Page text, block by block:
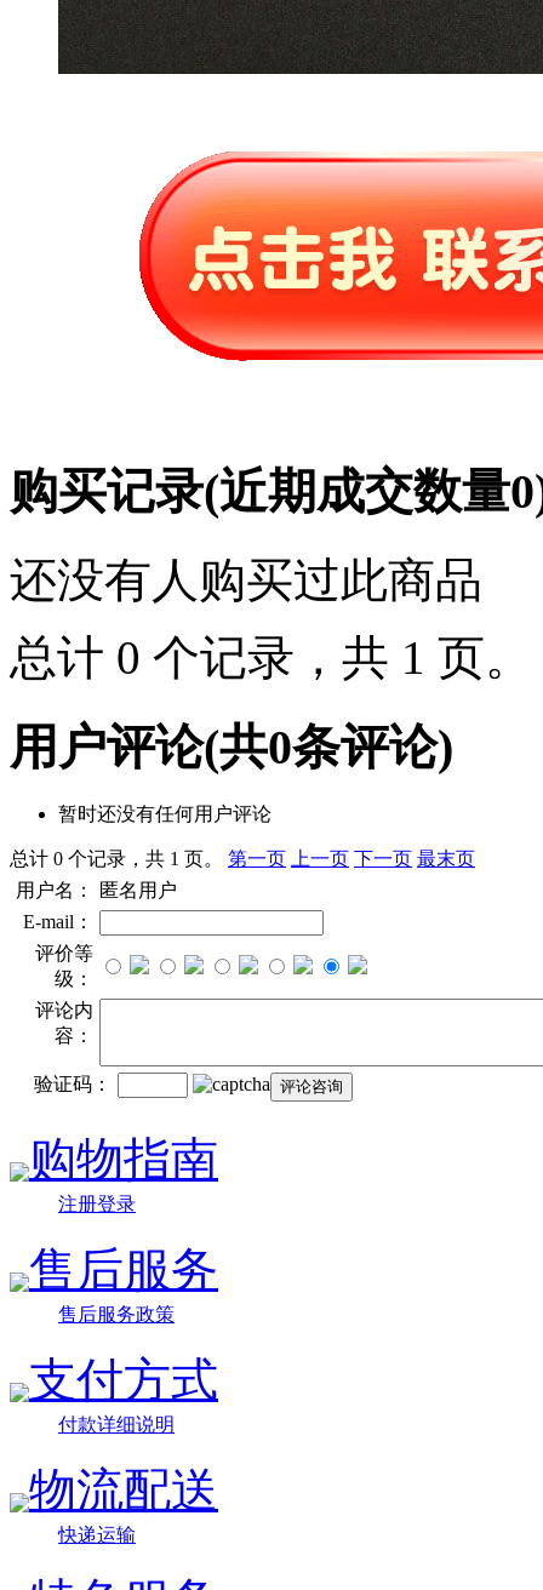
购买记录(近期成交数量0
还没有人购买过此商品
总计 0 个记录，共 1 页。
用户评论(共0条评论)
暂时还没有任何用户评论
总计 0 个记录，共 1 页。 第一页 上一页 下一页 最末页
用户名：
匿名用户
E-mail：
评价等
级：
评论内
容：
验证码：
购物指南
注册登录
售后服务
售后服务政策
支付方式
付款详细说明
物流配送
快递运输